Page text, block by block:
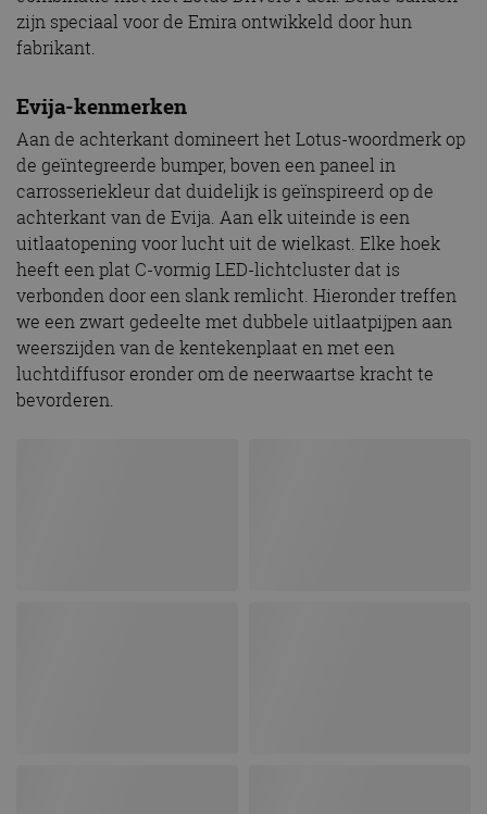
zijn speciaal voor de Emira ontwikkeld door hun
fabrikant.
Evija-kenmerken
Aan de achterkant domineert het Lotus-woordmerk op
de geïntegreerde bumper, boven een paneel in
carrosseriekleur dat duidelijk is geïnspireerd op de
achterkant van de Evija. Aan elk uiteinde is een
uitlaatopening voor lucht uit de wielkast. Elke hoek
heeft een plat C-vormig LED-lichtcluster dat is
verbonden door een slank remlicht. Hieronder treffen
we een zwart gedeelte met dubbele uitlaatpijpen aan
weerszijden van de kentekenplaat en met een
luchtdiffusor eronder om de neerwaartse kracht te
bevorderen.